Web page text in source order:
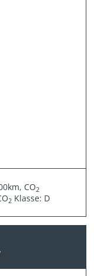
CO2
2 Klasse: D